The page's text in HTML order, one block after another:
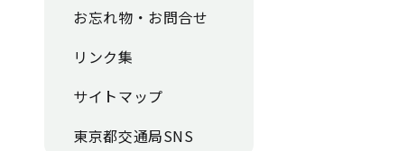
お忘れ物・お問合せ
リンク集
サイトマップ
東京都交通局SNS